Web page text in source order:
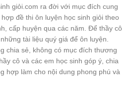
giỏi.com ra đời với mục đích cung
đề thi ôn luyện học sinh giỏi theo
cấp huyện qua các năm. Để thầy cô
tài liệu quý giá để ôn luyện.
chia sẻ, không có mục đích thương
cô và các em học sinh góp ý, chia
hợp làm cho nội dung phong phú và